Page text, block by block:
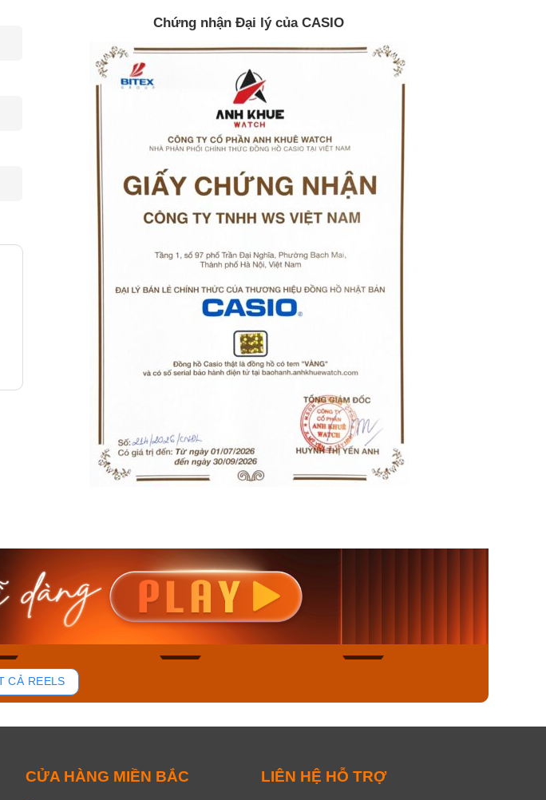
Chứng nhận Đại lý của CASIO
38
MTS-
1AVDF
Casio Unisex AQ-
230EL-1ADF
2.117.000₫
1.799.450₫
Mua ngay
CẢ REELS
CỬA HÀNG MIỀN BẮC LIÊN HỆ HỖ TRỢ